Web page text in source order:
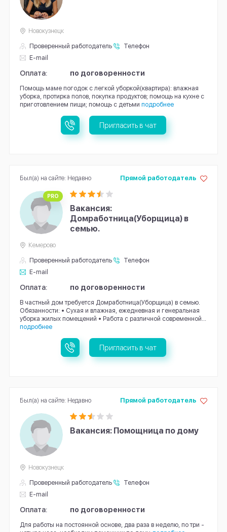
Проверенный работодатель
Телефон
E-mail
Новокузнецк
Оплата: по договоренности
Помощь маме погодок с легкой уборкой(квартира): влажная
уборка, протирка полов, покупка продуктов; помощь на кухне с
приготовлением пищи; помощь с детьми подробнее
Пригласить в чат
PRO
Вакансия:
Домработница(Уборщица) в
семью.
Проверенный работодатель
Телефон
E-mail
Прямой работодатель
Кемерово
Оплата: по договоренности
В частный дом требуется Домработница(Уборщица) в семью.
Обязанности: • Сухая и влажная, ежедневная и генеральная
уборка жилых помещений • Работа с различной современной...
подробнее
Был(а) на сайте: Недавно
Пригласить в чат
Вакансия: Помощница по дому
Проверенный работодатель
Телефон
E-mail
Прямой работодатель
Новокузнецк
Оплата: по договоренности
Для работы на постоянной основе, два раза в неделю, по три -
Был(а) на сайте: Недавно